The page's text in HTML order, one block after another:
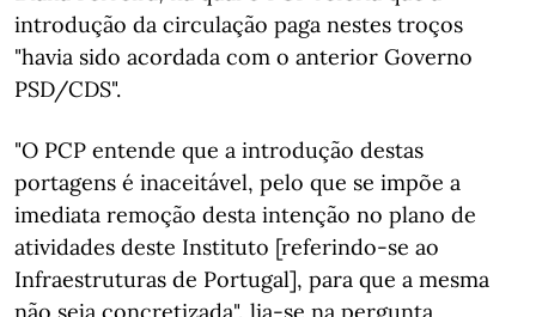
introdução da circulação paga nestes troços
"havia sido acordada com o anterior Governo
PSD/CDS".
"O PCP entende que a introdução destas
portagens é inaceitável, pelo que se impõe a
imediata remoção desta intenção no plano de
atividades deste Instituto [referindo-se ao
Infraestruturas de Portugal], para que a mesma